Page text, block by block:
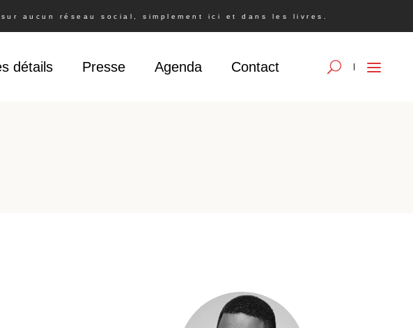
aucun réseau social, simplement ici et dans les livres.
détails Presse Agenda Contact